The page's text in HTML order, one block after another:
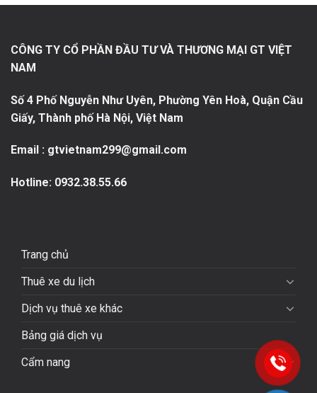
CÔNG TY CỔ PHẦN ĐẦU TƯ VÀ THƯƠNG MẠI GT VIỆT
NAM
Số 4 Phố Nguyễn Như Uyên, Phường Yên Hoà, Quận Cầu
Giấy, Thành phố Hà Nội, Việt Nam
Email : gtvietnam299@gmail.com
Hotline: 0932.38.55.66
Trang chủ
Thuê xe du lịch
Dịch vụ thuê xe khác
Bảng giá dịch vụ
Cẩm nang